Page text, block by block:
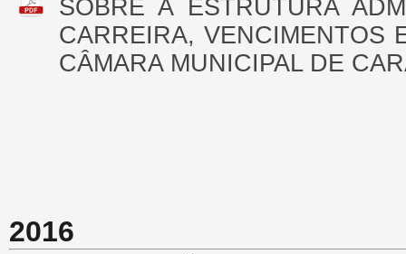
SOBRE A ESTRUTURA
CARREIRA, VENCIMENTOS
CÂMARA MUNICIPAL DE
2016